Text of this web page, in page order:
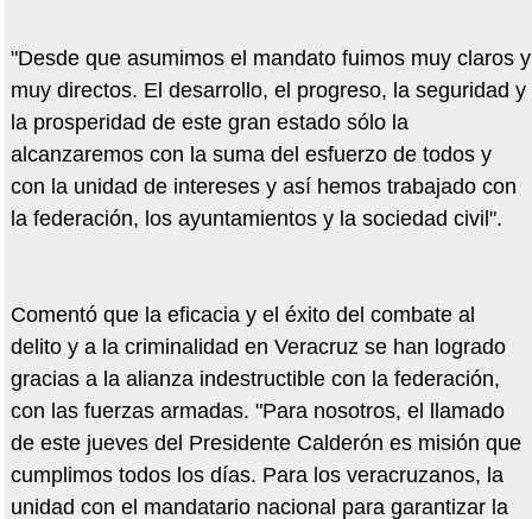
"Desde que asumimos el mandato fuimos muy claros y
muy directos. El desarrollo, el progreso, la seguridad y
la prosperidad de este gran estado sólo la
alcanzaremos con la suma del esfuerzo de todos y
con la unidad de intereses y así hemos trabajado con
la federación, los ayuntamientos y la sociedad civil".
Comentó que la eficacia y el éxito del combate al
delito y a la criminalidad en Veracruz se han logrado
gracias a la alianza indestructible con la federación,
con las fuerzas armadas. "Para nosotros, el llamado
de este jueves del Presidente Calderón es misión que
cumplimos todos los días. Para los veracruzanos, la
unidad con el mandatario nacional para garantizar la